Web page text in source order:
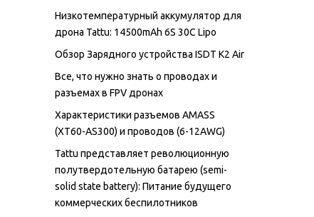
Низкотемпературный аккумулятор для
дрона Tattu: 14500mAh 6S 30C Lipo
Обзор Зарядного устройства ISDT K2 Air
Все, что нужно знать о проводах и
разъемах в FPV дронах
Характеристики разъемов AMASS
(XT60-AS300) и проводов (6-12AWG)
Tattu представляет революционную
полутвердотельную батарею (semi-
solid state battery): Питание будущего
коммерческих беспилотников